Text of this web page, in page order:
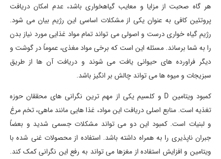
هر گاه صحبت از مزایا و معایب گیاهخواری باشد، عدم امکان دریافت
پروتئین کافی به عنوان یکی از مشکلات اساسی این رژیم بیان می شود.
رژیم گیاه خواری درست و اصولی می تواند تمام مواد غذایی مورد نیاز بدن
را به شما برساند. مسئله این است که برخی مواد مغذی، عموماً در گوشت و
دیگر فراورده های حیوانی یافت می شوند و دریافت آن ها از طریق
سبزیجات و میوه ها می تواند چالش بر انگیز باشد.
کمبود ویتامین D و کلسیم یکی از مهم ترین نگرانی های محققان حوزه
تغذیه است. منابع اصلی دریافت این مواد، غذا هایی مانند ماهی، تخم مرغ
و لبنیات است. کمبود این دو می تواند مشکلات جسمی شدید و بعضاً
جبران ناپذیری را به همراه داشته باشد. استفاده از محصولات غنی شده با
ویتامین و افزایش استفاده از مغزها می تواند به رفع این نگرانی کمک کند.